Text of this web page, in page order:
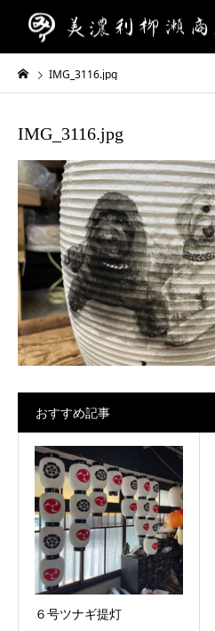
IMG_3116.jpg
IMG_3116.jpg
おすすめ記事
６号ツナギ提灯